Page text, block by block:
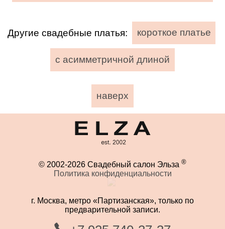
Другие свадебные платья: короткое платье
с асимметричной длиной
наверх
© 2002-2026 Свадебный салон Эльза ®
Политика конфиденциальности
г. Москва, метро «Партизанская», только по
предварительной записи.